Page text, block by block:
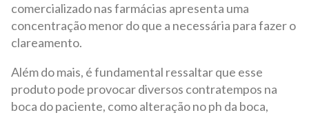
comercializado nas farmácias apresenta uma
concentração menor do que a necessária para fazer o
clareamento.
Além do mais, é fundamental ressaltar que esse
produto pode provocar diversos contratempos na
boca do paciente, como alteração no ph da boca,